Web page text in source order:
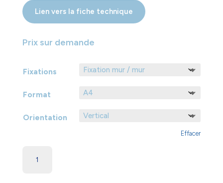
Lien vers la fiche technique
Prix sur demande
Fixations
Format
Orientation
Effacer